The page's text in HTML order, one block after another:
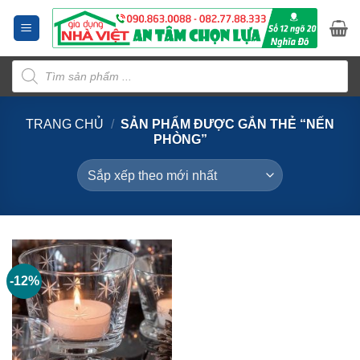
dung
Tìm
kiếm
sản
phẩm
TRANG CHỦ / SẢN PHẨM ĐƯỢC GẮN THẺ “NẾN
PHÒNG”
-12%